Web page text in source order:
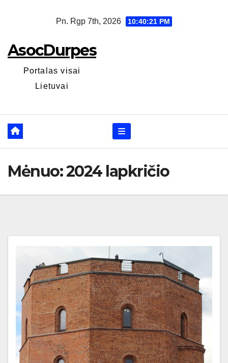
Pn. Rgp 7th, 2026 10:40:22 PM
AsocDurpes
Portalas visai
Lietuvai
Mėnuo:2024 lapkričio